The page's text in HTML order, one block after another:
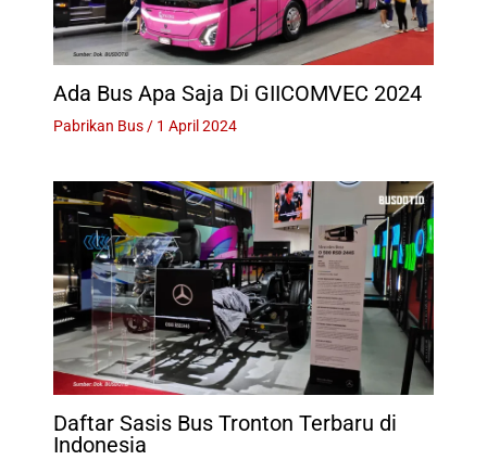
Ada Bus Apa Saja Di GIICOMVEC 2024
Pabrikan Bus/ 1 April 2024
Daftar Sasis Bus Tronton Terbaru di
Indonesia